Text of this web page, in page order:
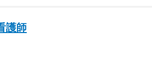
護師